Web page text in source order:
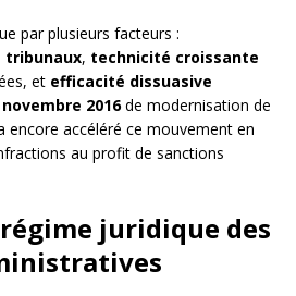
par plusieurs facteurs :
tribunaux, technicité croissante
et efficacité dissuasive
novembre 2016de modernisation de
encore accéléré ce mouvement en
au profit de sanctions
juridique des